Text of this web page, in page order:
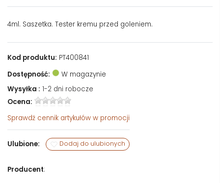
4ml. Saszetka. Tester kremu przed goleniem.
Kod produktu: PT400841
Dostępność:
W magazynie
Wysyłka : 1-2 dni robocze
Ocena:
Sprawdź cennik artykułów w promocji
Ulubione: Dodaj do ulubionych
Producent: